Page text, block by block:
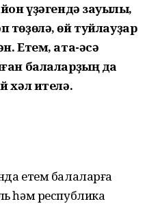
үҙәгендә зауыҡлы,
төҙөлә, өй туйлауҙар
Етем, ата-әсә
балаларҙың да
хәл ителә.
етем балаларға
һәм республика